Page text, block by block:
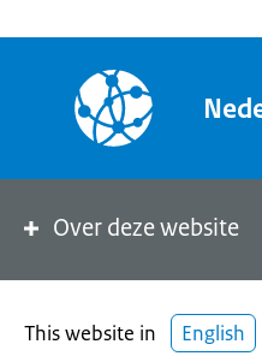
Over deze website
This website in English